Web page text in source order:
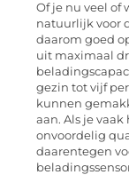
Of je nu veel of
natuurlijk voor
daarom goed
uit maximaal
gezin tot vijf
kunnen
aan. Als je
onvoordelig
daarentegen